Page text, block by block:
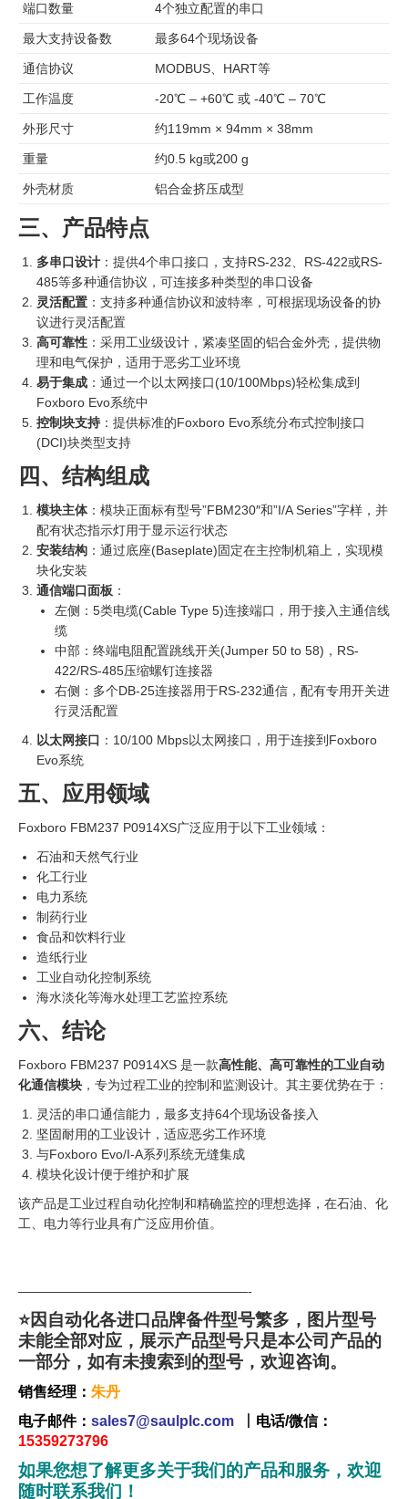
端口数量 4个独立配置的串口
最大支持设备数 最多64个现场设备
通信协议 MODBUS、HART等
工作温度 -20℃ – +60℃ 或 -40℃ – 70℃
外形尺寸 约119mm × 94mm × 38mm
重量 约0.5 kg或200 g
外壳材质 铝合金挤压成型
三、产品特点
多串口设计 ：提供4个串口接口，支持RS-232、RS-422或RS-
485等多种通信协议，可连接多种类型的串口设备
灵活配置 ：支持多种通信协议和波特率，可根据现场设备的协
议进行灵活配置
高可靠性 ：采用工业级设计，紧凑坚固的铝合金外壳，提供物
理和电气保护，适用于恶劣工业环境
易于集成 ：通过一个以太网接口(10/100Mbps)轻松集成到
Foxboro Evo系统中
控制块支持 ：提供标准的Foxboro Evo系统分布式控制接口
(DCI)块类型支持
四、结构组成
模块主体：模块正面标有型号”FBM230″和”I/A Series”字样，并
配有状态指示灯用于显示运行状态
安装结构 ：通过底座(Baseplate)固定在主控制机箱上，实现模
块化安装
通信端口面板 ：
左侧：5类电缆(Cable Type 5)连接端口，用于接入主通信线
缆
中部：终端电阻配置跳线开关(Jumper 50 to 58)，RS-
422/RS-485压缩螺钉连接器
右侧：多个DB-25连接器用于RS-232通信，配有专用开关进
行灵活配置
以太网接口 ：10/100 Mbps以太网接口，用于连接到Foxboro
Evo系统
五、应用领域
Foxboro FBM237 P0914XS广泛应用于以下工业领域：
石油和天然气行业
化工行业
电力系统
制药行业
食品和饮料行业
造纸行业
工业自动化控制系统
海水淡化等海水处理工艺监控系统
六、结论
Foxboro FBM237 P0914XS 是一款高性能、高可靠性的工业自动
化通信模块 ，专为过程工业的控制和监测设计。其主要优势在于：
灵活的串口通信能力，最多支持64个现场设备接入
坚固耐用的工业设计，适应恶劣工作环境
与Foxboro Evo/I-A系列系统无缝集成
模块化设计便于维护和扩展
该产品是工业过程自动化控制和精确监控的理想选择，在石油、化
工、电力等行业具有广泛应用价值。
——————————————————-
⭐因自动化各进口品牌备件型号繁多，图片型号
未能全部对应，展示产品型号只是本公司产品的
一部分，如有未搜索到的型号，欢迎咨询。
销售经理： 朱丹
电子邮件： sales7@saulplc.com
电话/微信：
15359273796
如果您想了解更多关于我们的产品和服务，欢迎
随时联系我们！